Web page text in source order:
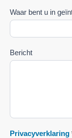
Waar bent u in
Bericht
Privacyverklaring